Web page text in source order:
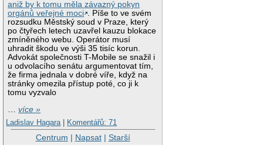
aniž by k tomu měla závazný pokyn
orgánů veřejné moci . Píše to ve svém
rozsudku Městský soud v Praze, který
po čtyřech letech uzavřel kauzu blokace
zmíněného webu. Operátor musí
uhradit škodu ve výši 35 tisíc korun.
Advokát společnosti T-Mobile se snažil i
u odvolacího senátu argumentovat tím,
že firma jednala v dobré víře, když na
stránky omezila přístup poté, co ji k
tomu vyzvalo
…více »
Ladislav Hagara | Komentářů: 71
Centrum | Napsat| Starší